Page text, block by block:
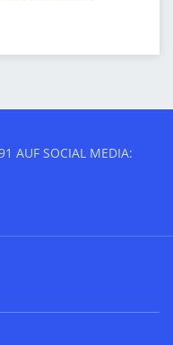
AUF SOCIAL MEDIA: